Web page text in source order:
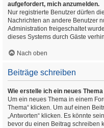
aufgefordert, mich anzumelden.
Nur registrierte Benutzer dürfen
Nachrichten an andere Benutzer
Administration freigeschaltet
dieses Systems durch Gäste
Nach oben
Beiträge schreiben
Wie erstelle ich ein neues
Um ein neues Thema in einem
Thema“ klicken. Um auf einen
„Antworten“ klicken. Es könnte
bevor du einen Beitrag schreiben